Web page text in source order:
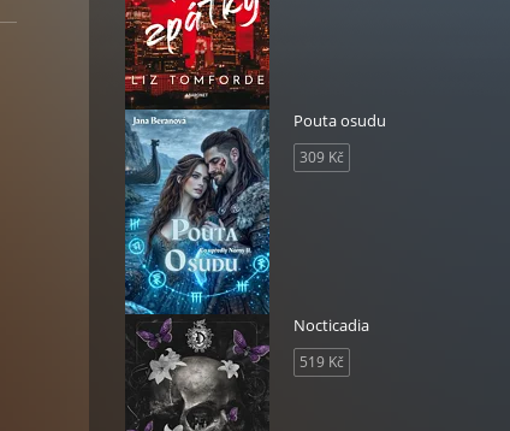
Pouta osudu
309 Kč
Nocticadia
519 Kč